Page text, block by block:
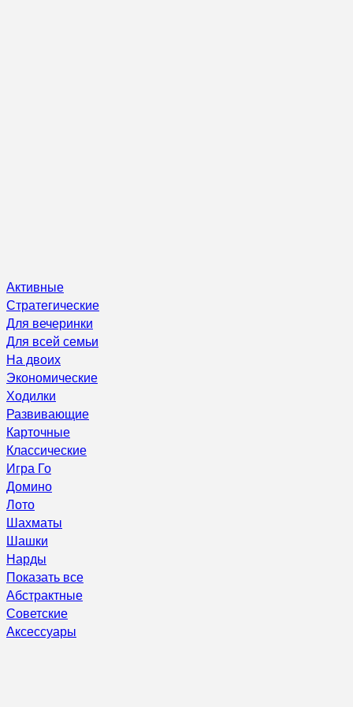
Активные
Стратегические
Для вечеринки
Для всей семьи
На двоих
Экономические
Ходилки
Развивающие
Карточные
Классические
Игра Го
Домино
Лото
Шахматы
Шашки
Нарды
Показать все
Абстрактные
Советские
Аксессуары